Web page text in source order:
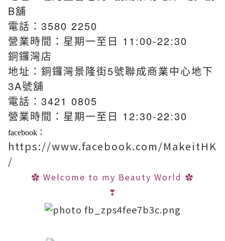
B舖
電話：3580 2250
營業時間：星期一至日 11:00-22:30
銅鑼灣店
地址：銅鑼灣景隆街5號聯成商業中心地下
3A號舖
電話：3421 0805
營業時間：星期一至日 12:30-22:30
facebook：
https://www.facebook.com/MakeitHK
/
✿ Welcome to my Beauty World ✿
❣